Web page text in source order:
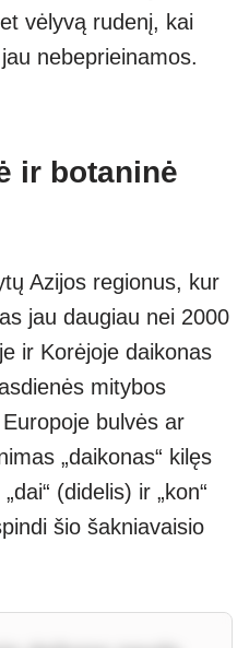
vėlyvą rudenį, kai
nebeprieinamos.
ir botaninė
Azijos regionus, kur
jau daugiau nei 2000
ir Korėjoje daikonas
mitybos
bulvės ar
„daikonas“ kilęs
(didelis) ir „kon“
šio šakniavaisio